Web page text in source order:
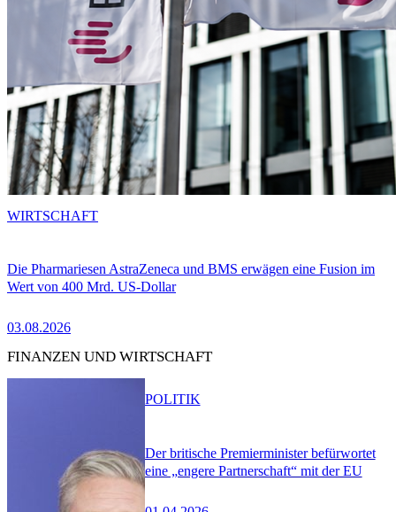
Die Pharmariesen AstraZeneca und BMS erwägen eine Fusion im
Wert von 400 Mrd. US-Dollar
03.08.2026
WIRTSCHAFT
FINANZEN UND WIRTSCHAFT
Der britische Premierminister befürwortet
eine „engere Partnerschaft“ mit der EU
POLITIK